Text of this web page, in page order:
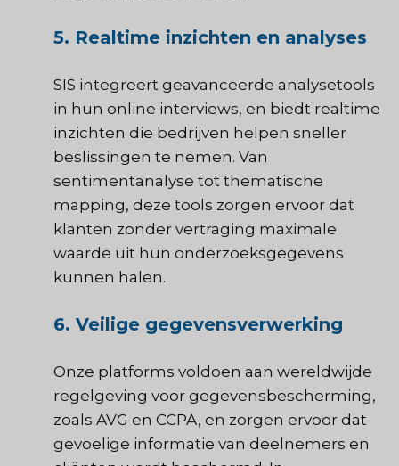
5. Realtime inzichten en analyses
SIS integreert geavanceerde analysetools
in hun online interviews, en biedt realtime
inzichten die bedrijven helpen sneller
beslissingen te nemen. Van
sentimentanalyse tot thematische
mapping, deze tools zorgen ervoor dat
klanten zonder vertraging maximale
waarde uit hun onderzoeksgegevens
kunnen halen.
6. Veilige gegevensverwerking
Onze platforms voldoen aan wereldwijde
regelgeving voor gegevensbescherming,
zoals AVG en CCPA, en zorgen ervoor dat
gevoelige informatie van deelnemers en